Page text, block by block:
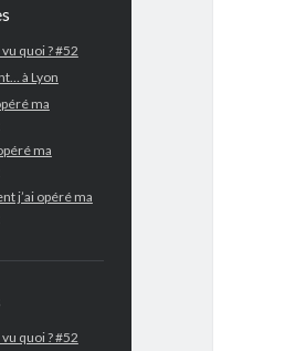
vu quoi ? #52
à Lyon
ma
ma
j’ai opéré ma
vu quoi ? #52